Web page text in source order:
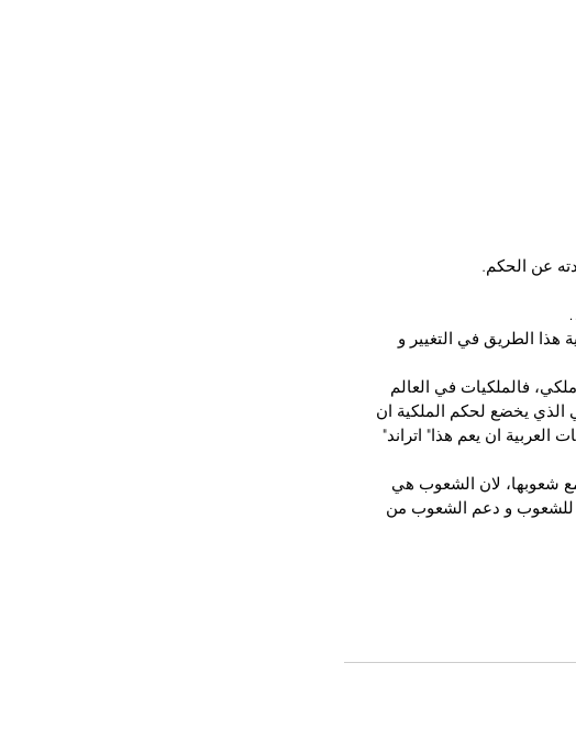
عن الحكم.
هذا الطريق في التغيير و
فالملكيات في العالم
الذي يخضع لحكم الملكية ان
العربية ان يعم هذا" اتراند"
شعوبها، لان الشعوب هي
للشعوب و دعم الشعوب من